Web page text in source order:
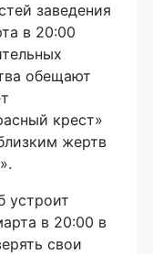
заведения
в 20:00
обещают
крест»
жертв
устроит
в 20:00 в
свои